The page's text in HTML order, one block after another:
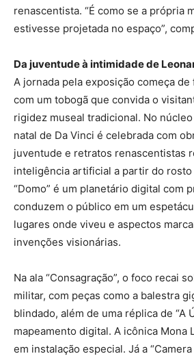
renascentista. “É como se a própria
estivesse projetada no espaço”,
Da juventude à intimidade de
A jornada pela exposição começa de
com um tobogã que convida o
rigidez museal tradicional. No núcleo
natal de Da Vinci é celebrada com
juventude e retratos renascentistas
inteligência artificial a partir do rosto
“Domo” é um planetário digital com
conduzem o público em um
lugares onde viveu e aspectos
invenções visionárias.
Na ala “Consagração”, o foco recai
militar, com peças como a balestra
blindado, além de uma réplica de “A
mapeamento digital. A icônica Mona
em instalação especial. Já a